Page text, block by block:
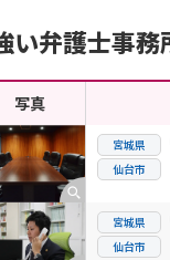
熟年離婚
い弁護士事
写真
宮城県
仙台市
宮城県
仙台市